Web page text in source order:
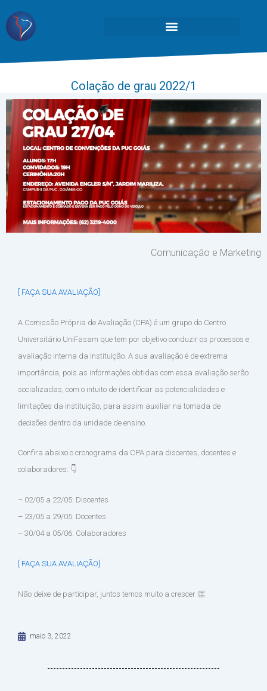
Colação de grau 2022/1
Comunicação e Marketing
[ FAÇA SUA AVALIAÇÃO]
A Comissão Própria de Avaliação (CPA) é um grupo do Centro
Universitário UniFasam que tem por objetivo conduzir os processos e
avaliação interna da instituição. A sua avaliação é de extrema
importância, pois as informações obtidas com essa avaliação serão
socializadas, com o intuito de identificar as potencialidades e
limitações da instituição, para assim auxiliar na tomada de
decisões dentro da unidade de ensino.
Confira abaixo o cronograma da CPA para discentes, docentes e
colaboradores: 👇
– 02/05 a 22/05: Discentes
– 23/05 a 29/05: Docentes
– 30/04 a 05/06: Colaboradores
[ FAÇA SUA AVALIAÇÃO]
Não deixe de participar, juntos temos muito a crescer 👏
maio 3, 2022